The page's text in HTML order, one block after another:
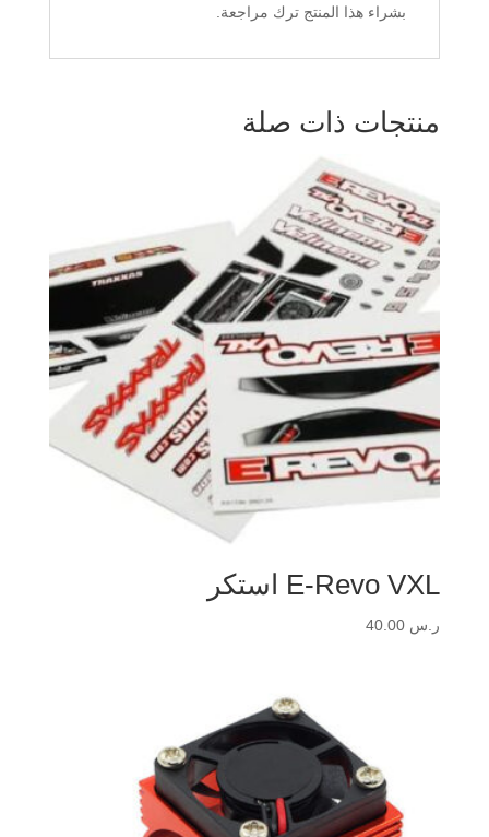
بشراء هذا المنتج ترك مراجعة.
منتجات ذات صلة
E-Revo VXL استكر
ر.س